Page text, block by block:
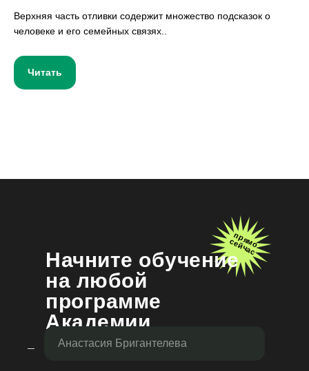
Верхняя часть отливки содержит множество подсказок о
человеке и его семейных связях..
Читать
прямо
сейчас
Начните обучение
на любой
программе
Академии